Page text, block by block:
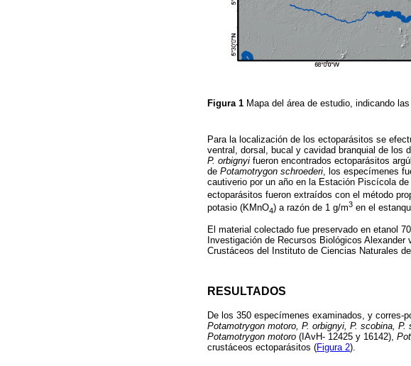
Figura 1 Mapa del área de estudio, indicando
Para la localización de los ectoparásitos se
ventral, dorsal, bucal y cavidad branquial de los
P. orbignyi fueron encontrados ectoparásitos
de Potamotrygon schroederi , los especímenes
cautiverio por un año en la Estación Piscícola
ectoparásitos fueron extraídos con el método
potasio (KMnO4) a razón de 1 g/m3 en el
El material colectado fue preservado en etanol
Investigación de Recursos Biológicos
Crustáceos del Instituto de Ciencias Naturales
RESULTADOS
De los 350 especímenes examinados, y corres-
Potamotrygon motoro, P. orbignyi, P. scobina, P.
Potamotrygon motoro (IAvH- 12425 y 16142),
crustáceos ectoparásitos (Figura 2).